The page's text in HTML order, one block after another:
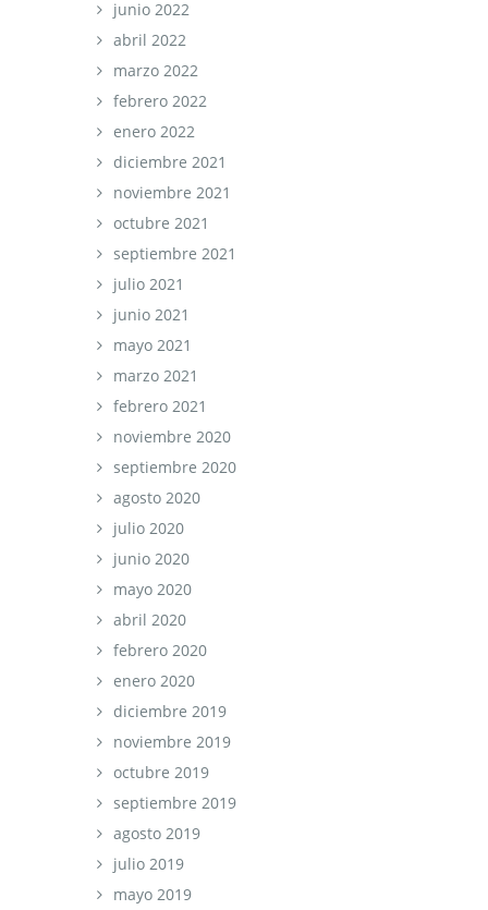
junio 2022
abril 2022
marzo 2022
febrero 2022
enero 2022
diciembre 2021
noviembre 2021
octubre 2021
septiembre 2021
julio 2021
junio 2021
mayo 2021
marzo 2021
febrero 2021
noviembre 2020
septiembre 2020
agosto 2020
julio 2020
junio 2020
mayo 2020
abril 2020
febrero 2020
enero 2020
diciembre 2019
noviembre 2019
octubre 2019
septiembre 2019
agosto 2019
julio 2019
mayo 2019